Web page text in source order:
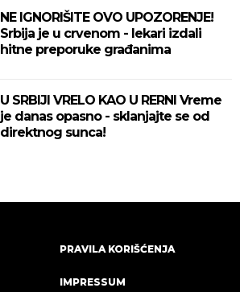
NE IGNORIŠITE OVO UPOZORENJE!
Srbija je u crvenom - lekari izdali
hitne preporuke građanima
U SRBIJI VRELO KAO U RERNI Vreme
je danas opasno - sklanjajte se od
direktnog sunca!
PRAVILA KORIŠĆENJA
IMPRESSUM